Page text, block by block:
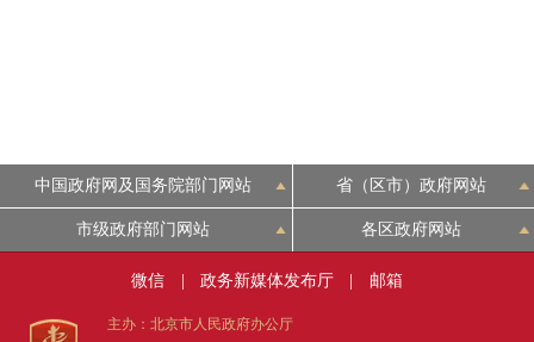
中国政府网及国务院部门网站 省（区市）政府网站
市级政府部门网站 各区政府网站
微信 政务新媒体发布厅 邮箱
主办：北京市人民政府办公厅